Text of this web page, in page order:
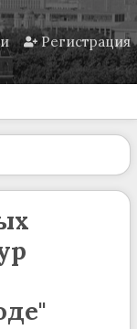
Регистрация